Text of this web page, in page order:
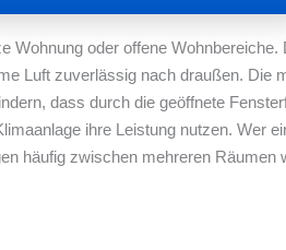
Wohnung oder offene
Luft zuverlässig nach draußen. Die
dass durch die geöffnete
ihre Leistung nutzen. Wer
häufig zwischen mehreren